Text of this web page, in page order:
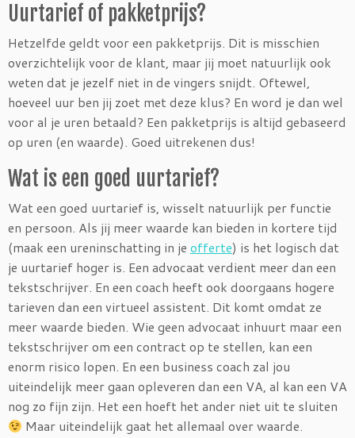
Uurtarief of pakketprijs?
Hetzelfde geldt voor een pakketprijs. Dit is misschien
overzichtelijk voor de klant, maar jij moet natuurlijk ook
weten dat je jezelf niet in de vingers snijdt. Oftewel,
hoeveel uur ben jij zoet met deze klus? En word je dan wel
voor al je uren betaald? Een pakketprijs is altijd gebaseerd
op uren (en waarde). Goed uitrekenen dus!
Wat is een goed uurtarief?
Wat een goed uurtarief is, wisselt natuurlijk per functie
en persoon. Als jij meer waarde kan bieden in kortere tijd
(maak een ureninschatting in je offerte) is het logisch dat
je uurtarief hoger is. Een advocaat verdient meer dan een
tekstschrijver. En een coach heeft ook doorgaans hogere
tarieven dan een virtueel assistent. Dit komt omdat ze
meer waarde bieden. Wie geen advocaat inhuurt maar een
tekstschrijver om een contract op te stellen, kan een
enorm risico lopen. En een business coach zal jou
uiteindelijk meer gaan opleveren dan een VA, al kan een VA
nog zo fijn zijn. Het een hoeft het ander niet uit te sluiten
Maar uiteindelijk gaat het allemaal over waarde.